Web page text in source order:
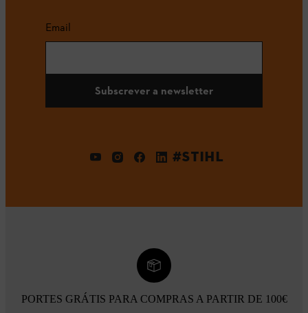
Email
Subscrever a newsletter
#STIHL
PORTES GRÁTIS PARA COMPRAS A PARTIR DE 100€